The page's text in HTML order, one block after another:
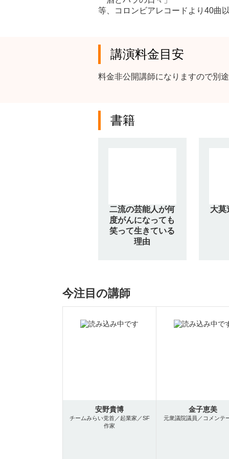
等、コロンビアレコードより40曲
講演料金目安
料金非公開講師になりますので別
書籍
二流の芸能人が何
度がんになっても
笑って生きている
理由
大莫
今注目の講師
安野貴博
チームみらい党首／起業家／SF
作家
金子恵美
元衆議院議員／コメンテ